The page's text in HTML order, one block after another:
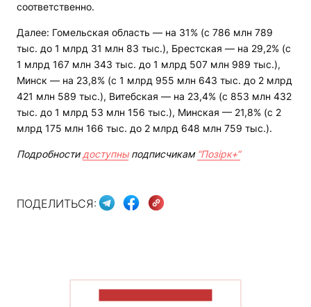
соответственно.
Далее: Гомельская область — на 31% (с 786 млн 789
тыс. до 1 млрд 31 млн 83 тыс.), Брестская — на 29,2% (с
1 млрд 167 млн 343 тыс. до 1 млрд 507 млн 989 тыс.),
Минск — на 23,8% (с 1 млрд 955 млн 643 тыс. до 2 млрд
421 млн 589 тыс.), Витебская — на 23,4% (с 853 млн 432
тыс. до 1 млрд 53 млн 156 тыс.), Минская — 21,8% (с 2
млрд 175 млн 166 тыс. до 2 млрд 648 млн 759 тыс.).
Подробностидоступныподписчикам “Позірк+“
ПОДЕЛИТЬСЯ: